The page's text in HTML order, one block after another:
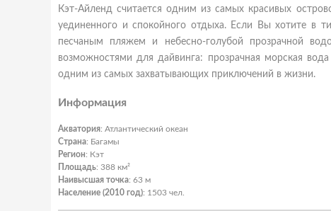
Кэт-Айленд считается одним из самых красивых
уединенного и спокойного отдыха. Если Вы хотите в
песчаным пляжем и небесно-голубой прозрачной
возможностями для дайвинга: прозрачная морская
одним из самых захватывающих приключений в жизни.
Информация
Акватория: Атлантический океан
Страна: Багамы
Регион: Кэт
Площадь: 388 км²
Наивысшая точка: 63 м
Население (2010 год): 1503 чел.